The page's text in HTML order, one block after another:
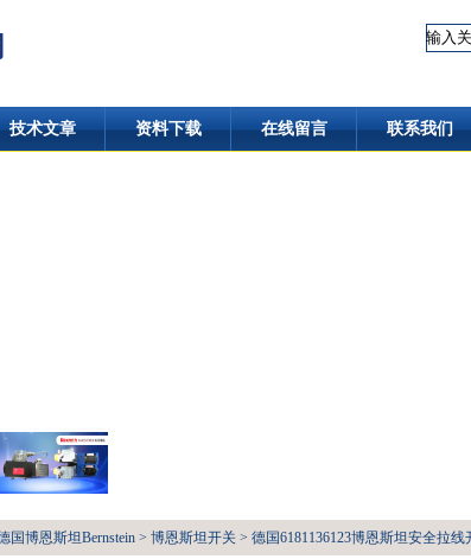
技术文章 资料下载 在线留言 联系我们
国博恩斯坦Bernstein > 博恩斯坦开关 > 德国6181136123博恩斯坦安全拉线